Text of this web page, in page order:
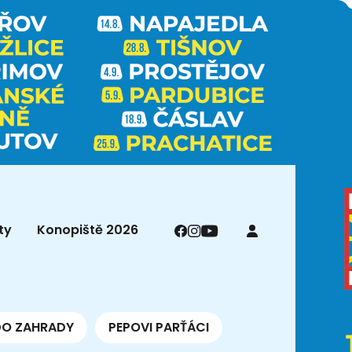
Konopiště 2026
ZAHRADY PEPOVI PARŤÁCI